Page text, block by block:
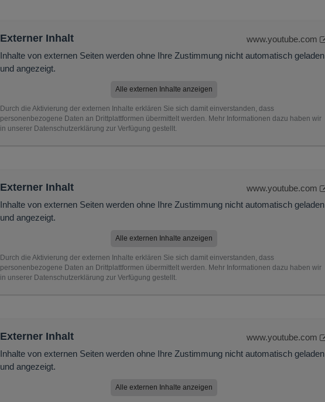
Externer Inhalt
www.youtube.com
Inhalte von externen Seiten werden ohne Ihre Zustimmung nicht automatisch geladen
und angezeigt.
Alle externen Inhalte anzeigen
Durch die Aktivierung der externen Inhalte erklären Sie sich damit einverstanden, dass
personenbezogene Daten an Drittplattformen übermittelt werden. Mehr Informationen dazu haben wir
in unserer Datenschutzerklärung zur Verfügung gestellt.
Externer Inhalt
www.youtube.com
Inhalte von externen Seiten werden ohne Ihre Zustimmung nicht automatisch geladen
und angezeigt.
Alle externen Inhalte anzeigen
Durch die Aktivierung der externen Inhalte erklären Sie sich damit einverstanden, dass
personenbezogene Daten an Drittplattformen übermittelt werden. Mehr Informationen dazu haben wir
in unserer Datenschutzerklärung zur Verfügung gestellt.
Externer Inhalt
www.youtube.com
Inhalte von externen Seiten werden ohne Ihre Zustimmung nicht automatisch geladen
und angezeigt.
Alle externen Inhalte anzeigen